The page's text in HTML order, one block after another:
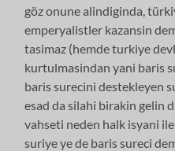
göz onune alindiginda,
emperyalistler kazansin
tasimaz (hemde turkiye
kurtulmasindan yani baris
baris surecini destekleyen
esad da silahi birakin gelin
vahseti neden halk isyani
suriye ye de baris sureci